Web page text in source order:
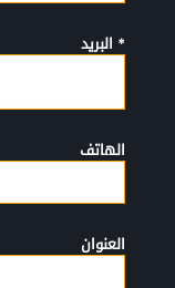
* البريد
الهاتف
العنوان